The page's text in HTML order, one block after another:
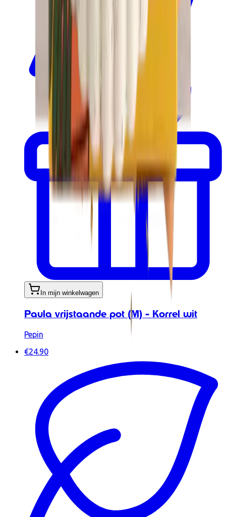
In mijn winkelwagen
Paula vrijstaande pot (M) - Korrel wit
Pepin
€24.90